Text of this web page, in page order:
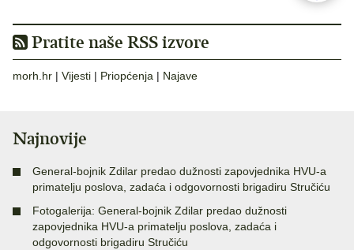
Pratite naše RSS izvore
morh.hr | Vijesti | Priopćenja | Najave
Najnovije
General-bojnik Zdilar predao dužnosti zapovjednika HVU-a
primatelju poslova, zadaća i odgovornosti brigadiru Stručiću
Fotogalerija: General-bojnik Zdilar predao dužnosti
zapovjednika HVU-a primatelju poslova, zadaća i
odgovornosti brigadiru Stručiću